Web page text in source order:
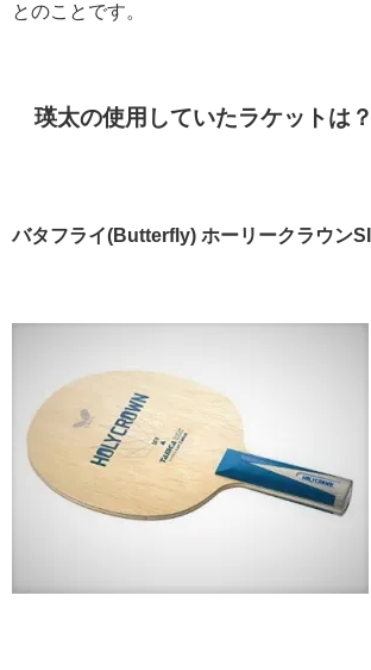
とのことです。
瑛太の使用していたラケットは？
バタフライ(Butterfly) ホーリークラウン